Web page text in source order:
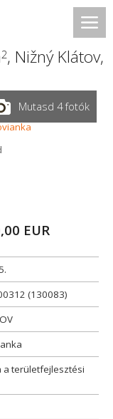
2, Nižný Klátov,
Mutasd 4 fotók
EUR
(130083)
a területfejlesztési